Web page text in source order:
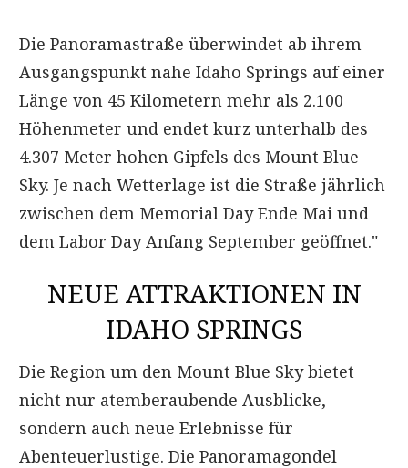
Die Panoramastraße überwindet ab ihrem
Ausgangspunkt nahe Idaho Springs auf einer
Länge von 45 Kilometern mehr als 2.100
Höhenmeter und endet kurz unterhalb des
4.307 Meter hohen Gipfels des Mount Blue
Sky. Je nach Wetterlage ist die Straße jährlich
zwischen dem Memorial Day Ende Mai und
dem Labor Day Anfang September geöffnet."
NEUE ATTRAKTIONEN IN
IDAHO SPRINGS
Die Region um den Mount Blue Sky bietet
nicht nur atemberaubende Ausblicke,
sondern auch neue Erlebnisse für
Abenteuerlustige. Die Panoramagondel